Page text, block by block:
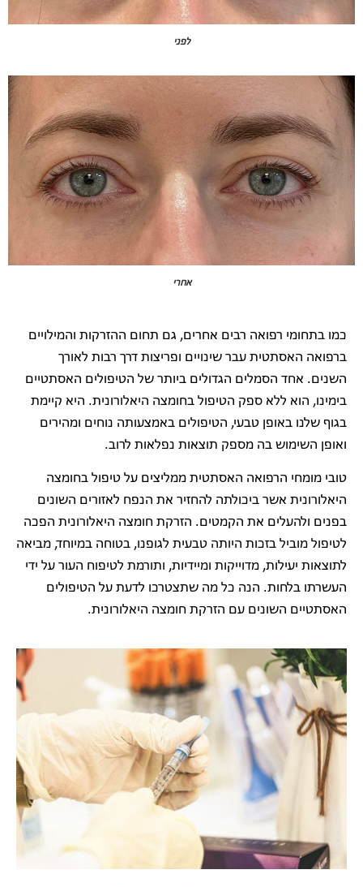
לפני
אחרי
כמו בתחומי רפואה רבים אחרים, גם תחום ההזרקות והמילויים
ברפואה האסתטית עבר שינויים ופריצות דרך רבות לאורך
השנים. אחד הסמלים הגדולים ביותר של הטיפולים האסתטיים
בימינו, הוא ללא ספק הטיפול בחומצה היאלורונית. היא קיימת
בגוף שלנו באופן טבעי, הטיפולים באמצעותה נוחים ומהירים
ואופן השימוש בה מספק תוצאות נפלאות לרוב.
טובי מומחי הרפואה האסתטית ממליצים על טיפול בחומצה
היאלורונית אשר ביכולתה להחזיר את הנפח לאזורים השונים
בפנים ולהעלים את הקמטים. הזרקת חומצה היאלורונית הפכה
לטיפול מוביל בזכות היותה טבעית לגופנו, בטוחה במיוחד, מביאה
לתוצאות יעילות, מדוייקות ומיידיות, ותורמת לטיפוח העור על ידי
העשרתו בלחות. הנה כל מה שתצטרכו לדעת על הטיפולים
האסתטיים השונים עם הזרקת חומצה היאלורונית.